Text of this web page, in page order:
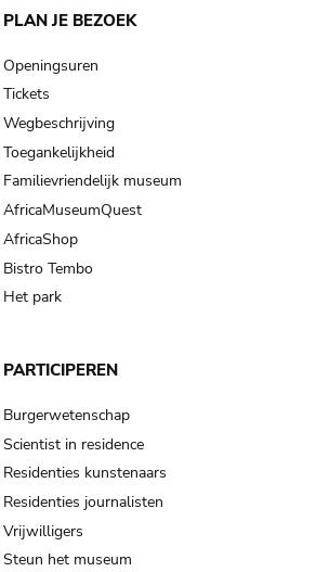
Main
navigation
PLAN JE BEZOEK
Openingsuren
Tickets
Wegbeschrijving
Toegankelijkheid
Familievriendelijk museum
AfricaMuseumQuest
AfricaShop
Bistro Tembo
Het park
PARTICIPEREN
Burgerwetenschap
Scientist in residence
Residenties kunstenaars
Residenties journalisten
Vrijwilligers
Steun het museum